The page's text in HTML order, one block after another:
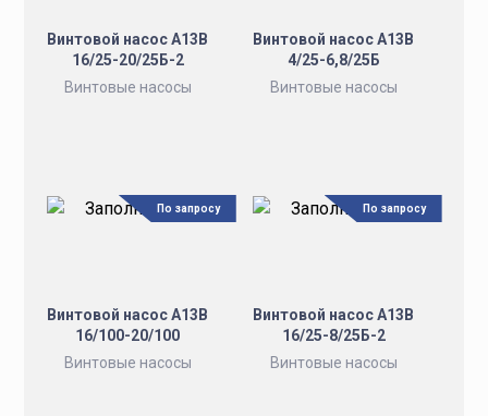
Винтовой насос А13В
16/25-20/25Б-2
Винтовые насосы
Винтовой насос А13В
4/25-6,8/25Б
Винтовые насосы
Винтовой насос А13В
16/100-20/100
Винтовые насосы
По запросу
Винтовой насос А13В
16/25-8/25Б-2
Винтовые насосы
По запросу